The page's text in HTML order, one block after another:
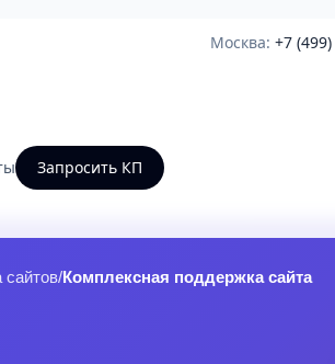
Запросить КП
сайтов/Комплексная поддержка сайта